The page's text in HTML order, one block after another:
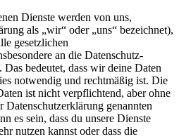
Dienste werden von uns,
als „wir“ oder „uns“ bezeichnet),
gesetzlichen
an die Datenschutz-
bedeutet, dass wir deine Daten
notwendig und rechtmäßig ist. Die
ist nicht verpflichtend, aber ohne
Datenschutzerklärung genannten
es sein, dass du unsere Dienste
nutzen kannst oder dass die